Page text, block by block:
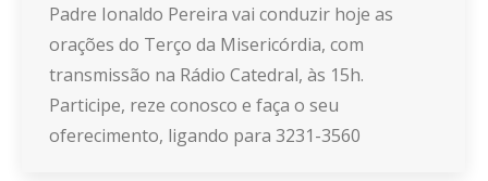
Padre Ionaldo Pereira vai conduzir hoje as
orações do Terço da Misericórdia, com
transmissão na Rádio Catedral, às 15h.
Participe, reze conosco e faça o seu
oferecimento, ligando para 3231-3560